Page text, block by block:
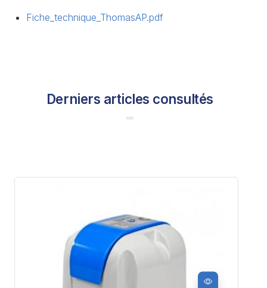
Fiche_technique_ThomasAP.pdf
Derniers articles consultés